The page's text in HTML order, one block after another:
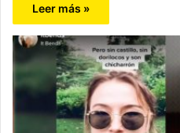
Leer más »